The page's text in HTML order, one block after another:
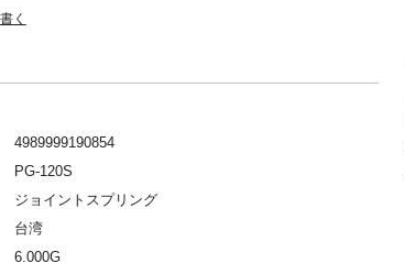
く
4989999190854
PG-120S
ジョイントスプリング
台湾
6.000G